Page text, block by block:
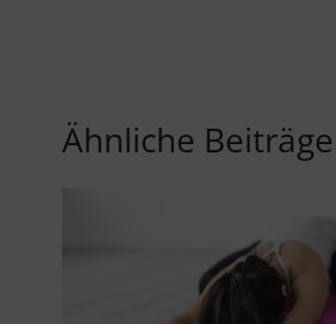
Ähnliche Beiträge